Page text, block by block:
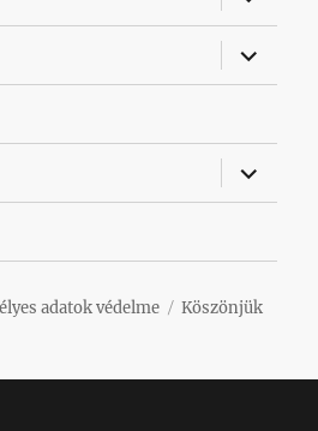
almenü
almenü
adatok védelme
Köszönjük